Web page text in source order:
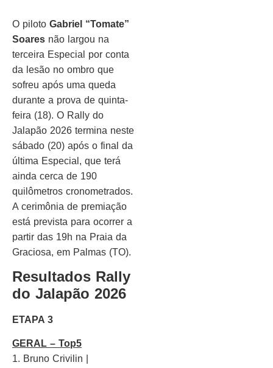
O piloto Gabriel “Tomate”
Soares não largou na
terceira Especial por conta
da lesão no ombro que
sofreu após uma queda
durante a prova de quinta-
feira (18). O Rally do
Jalapão 2026 termina neste
sábado (20) após o final da
última Especial, que terá
ainda cerca de 190
quilômetros cronometrados.
A cerimônia de premiação
está prevista para ocorrer a
partir das 19h na Praia da
Graciosa, em Palmas (TO).
Resultados Rally
do Jalapão 2026
ETAPA 3
GERAL – Top5
1. Bruno Crivilin |